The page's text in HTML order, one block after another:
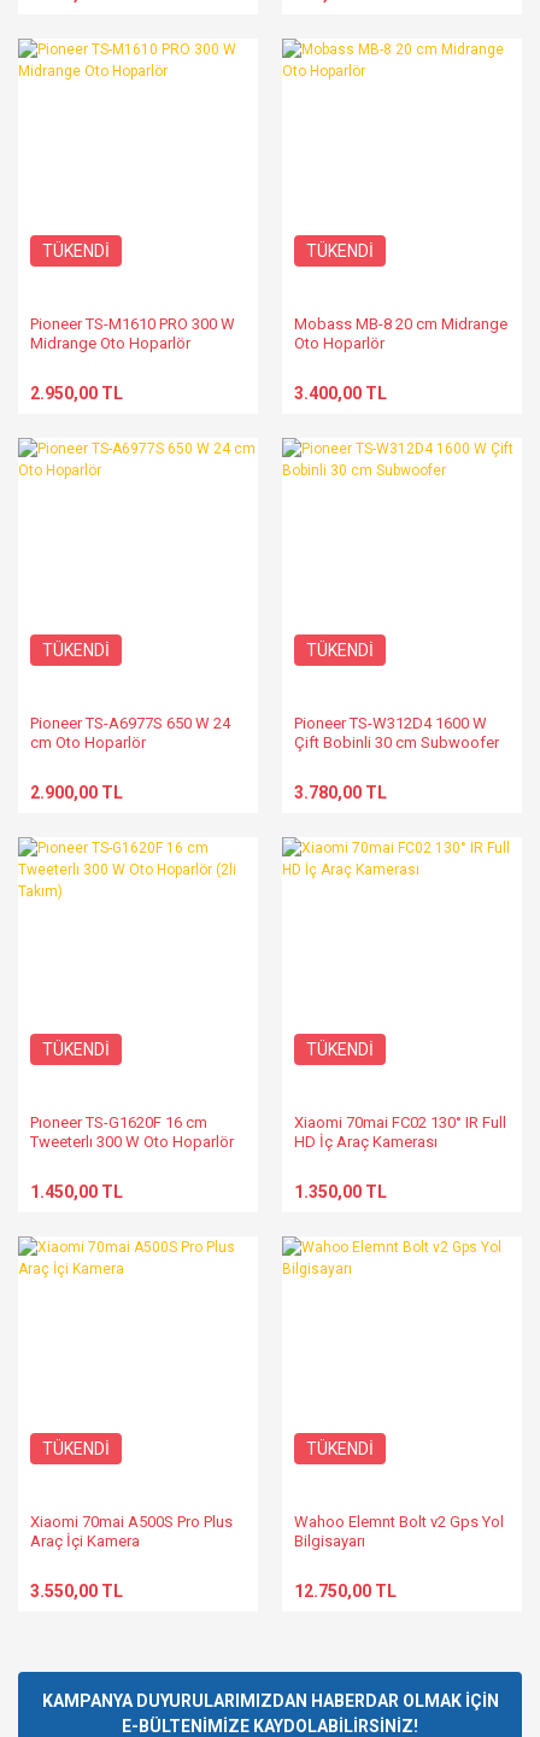
TÜKENDİ
Pioneer TS-M1610 PRO 300 W
Midrange Oto Hoparlör
2.950,00 TL
TÜKENDİ
Mobass MB-8 20 cm Midrange
Oto Hoparlör
3.400,00 TL
TÜKENDİ
Pioneer TS-A6977S 650 W 24
cm Oto Hoparlör
2.900,00 TL
TÜKENDİ
Pioneer TS-W312D4 1600 W
Çift Bobinli 30 cm Subwoofer
3.780,00 TL
TÜKENDİ
Pıoneer TS-G1620F 16 cm
Tweeterlı 300 W Oto Hoparlör
1.450,00 TL
TÜKENDİ
Xiaomi 70mai FC02 130° IR Full
HD İç Araç Kamerası
1.350,00 TL
TÜKENDİ
Xiaomi 70mai A500S Pro Plus
Araç İçi Kamera
3.550,00 TL
TÜKENDİ
Wahoo Elemnt Bolt v2 Gps Yol
Bilgisayarı
12.750,00 TL
KAMPANYA DUYURULARIMIZDAN HABERDAR OLMAK İÇİN
E-BÜLTENİMİZE KAYDOLABİLİRSİNİZ!